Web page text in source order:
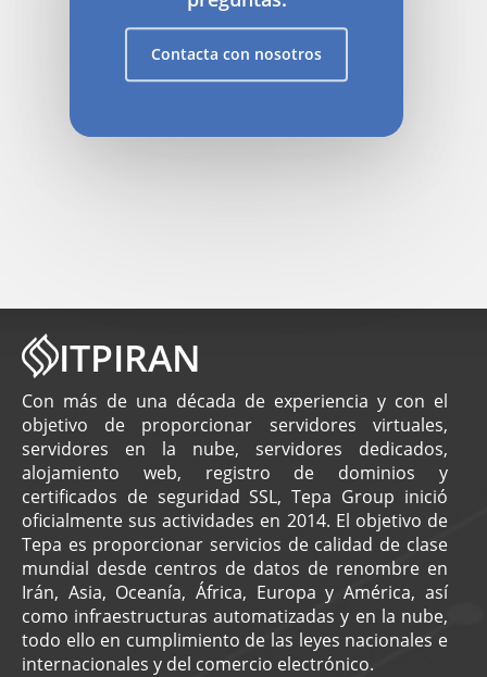
Contacta con nosotros
ITPIRAN
Con más de una década de experiencia y con el
objetivo de proporcionar servidores virtuales,
servidores en la nube, servidores dedicados,
alojamiento web, registro de dominios y
certificados de seguridad SSL, Tepa Group inició
oficialmente sus actividades en 2014. El objetivo de
Tepa es proporcionar servicios de calidad de clase
mundial desde centros de datos de renombre en
Irán, Asia, Oceanía, África, Europa y América, así
como infraestructuras automatizadas y en la nube,
todo ello en cumplimiento de las leyes nacionales e
internacionales y del comercio electrónico.